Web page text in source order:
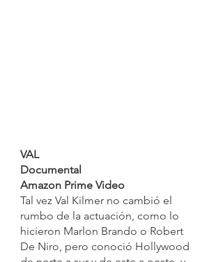
VAL
Documental
Amazon Prime Video
Tal vez Val Kilmer no cambió el
rumbo de la actuación, como lo
hicieron Marlon Brando o Robert
De Niro, pero conoció Hollywood